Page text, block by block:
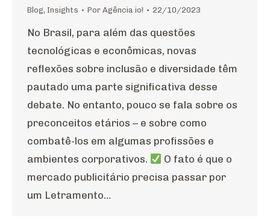
Blog, Insights Por Agência io! 22/10/2023
No Brasil, para além das questões
tecnológicas e econômicas, novas
reflexões sobre inclusão e diversidade têm
pautado uma parte significativa desse
debate. No entanto, pouco se fala sobre os
preconceitos etários – e sobre como
combatê-los em algumas profissões e
ambientes corporativos.
O fato é que o
mercado publicitário precisa passar por
um Letramento…